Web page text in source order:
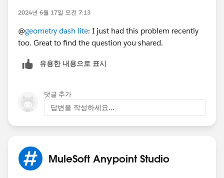
2024년 6월 17일 오전 7:13
@geometry dash lite: I just had this problem recently
too. Great to find the question you shared.
유용한 내용으로 표시
댓글 추가
답변을 작성하세요...
MuleSoft Anypoint Studio